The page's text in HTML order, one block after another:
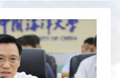
委副书记卢光志，党委副
委常委、副校长范其伟分
巡察整改任务提出要求。
轮巡察，各巡察组深入学
的自我革命的重要思想，